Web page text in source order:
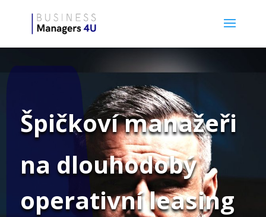
Špičkoví manažeři
na dlouhodobý
operativní leasing